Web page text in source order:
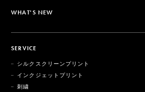
WHAT'S NEW
SERVICE
シルクスクリーンプリント
インクジェットプリント
刺繍